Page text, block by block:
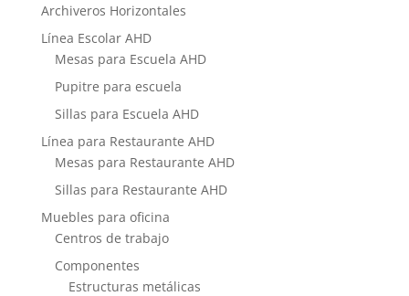
Archiveros Horizontales
Línea Escolar AHD
Mesas para Escuela AHD
Pupitre para escuela
Sillas para Escuela AHD
Línea para Restaurante AHD
Mesas para Restaurante AHD
Sillas para Restaurante AHD
Muebles para oficina
Centros de trabajo
Componentes
Estructuras metálicas